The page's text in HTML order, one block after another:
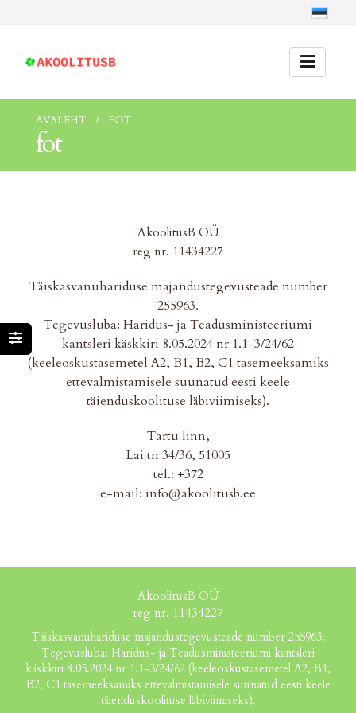
AVALEHT FOT
fot
AkoolitusB OÜ
reg nr. 11434227
Täiskasvanuhariduse majandustegevusteade number
255963.
Tegevusluba: Haridus- ja Teadusministeeriumi
kantsleri käskkiri 8.05.2024 nr 1.1-3/24/62
(keeleoskustasemetel A2, B1, B2, C1 tasemeeksamiks
ettevalmistamisele suunatud eesti keele
täienduskoolituse läbiviimiseks).
Tartu linn,
Lai tn 34/36, 51005
tel.: +372
e-mail: info@akoolitusb.ee
AkoolitusB OÜ
reg nr. 11434227
Täiskasvanuhariduse majandustegevusteade number 255963.
Tegevusluba: Haridus- ja Teadusministeeriumi kantsleri
käskkiri 8.05.2024 nr 1.1-3/24/62 (keeleoskustasemetel A2, B1,
B2, C1 tasemeeksamiks ettevalmistamisele suunatud eesti keele
täienduskoolituse läbiviimiseks).